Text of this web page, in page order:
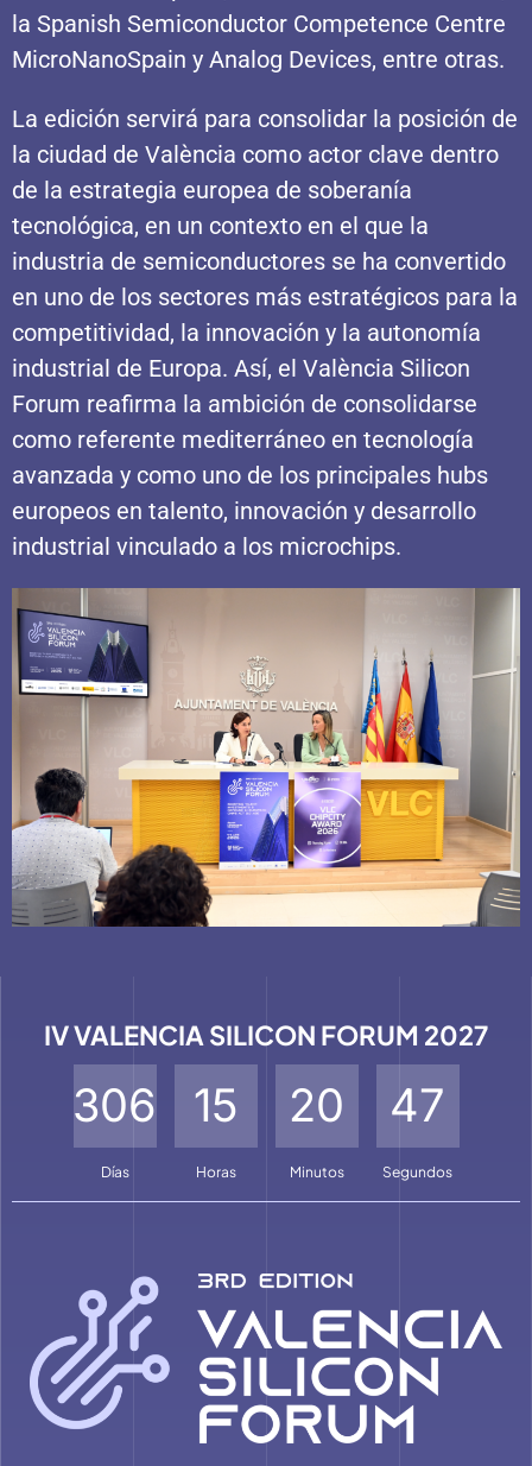
la Spanish Semiconductor Competence Centre
MicroNanoSpain y Analog Devices, entre otras.
La edición servirá para consolidar la posición de
la ciudad de València como actor clave dentro
de la estrategia europea de soberanía
tecnológica, en un contexto en el que la
industria de semiconductores se ha convertido
en uno de los sectores más estratégicos para la
competitividad, la innovación y la autonomía
industrial de Europa. Así, el València Silicon
Forum reafirma la ambición de consolidarse
como referente mediterráneo en tecnología
avanzada y como uno de los principales hubs
europeos en talento, innovación y desarrollo
industrial vinculado a los microchips.
IV VALENCIA SILICON FORUM 2027
306
Días
15
Horas
20
Minutos
47
Segundos